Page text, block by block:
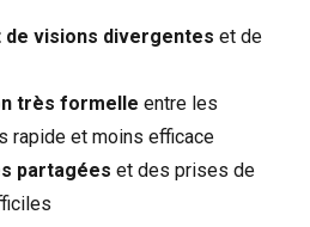
de visions divergentes et de
très formelleentre les
rapide et moins efficace
partagées et des prises de